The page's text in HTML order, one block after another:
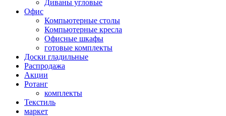
Диваны угловые
Офис
Компьютерные столы
Компьютерные кресла
Офисные шкафы
готовые комплекты
Доски гладильные
Распродажа
Акции
Ротанг
комплекты
Текстиль
маркет